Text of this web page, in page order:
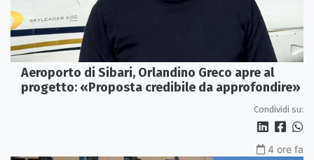
Aeroporto di Sibari, Orlandino Greco apre al
progetto: «Proposta credibile da approfondire»
Condividi su:
4 ore fa